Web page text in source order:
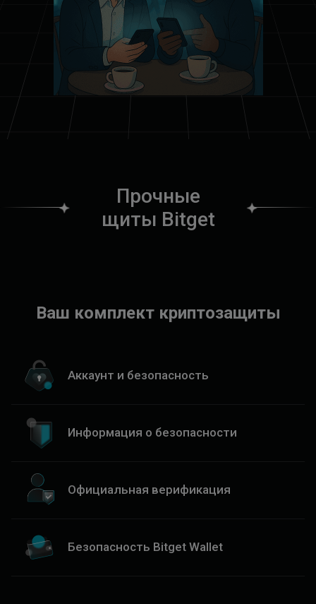
Прочные
щиты Bitget
Ваш комплект криптозащиты
Аккаунт и безопасность
Информация о безопасности
Официальная верификация
Безопасность Bitget Wallet